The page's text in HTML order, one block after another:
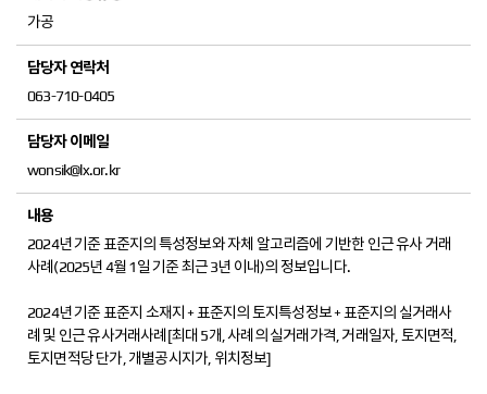
가공
063-710-0405
wonsik@lx.or.kr
2024년 기준 표준지의 특성정보와 자체 알고리즘에 기반한 인근 유사 거래
사례(2025년 4월 1일 기준 최근 3년 이내)의 정보입니다.
2024년 기준 표준지 소재지 + 표준지의 토지특성정보 + 표준지의 실거래사
례 및 인근 유사거래사례[최대 5개, 사례의 실거래가격, 거래일자, 토지면적,
토지면적당 단가, 개별공시지가, 위치정보]